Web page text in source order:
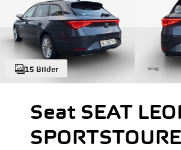
15 Bilder
Seat SEAT